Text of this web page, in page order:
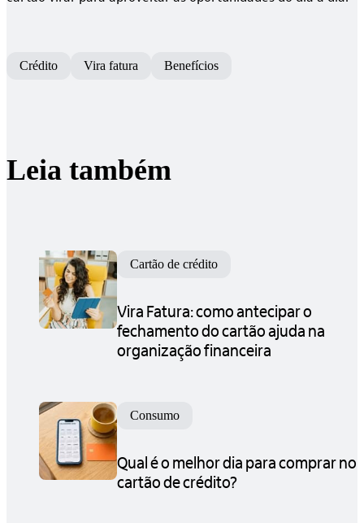
Crédito Vira fatura Benefícios
Leia também
Cartão de crédito
Vira Fatura: como antecipar o
fechamento do cartão ajuda na
organização financeira
Consumo
Qual é o melhor dia para comprar no
cartão de crédito?